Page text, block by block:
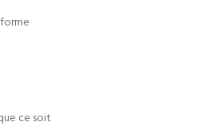
ce soit